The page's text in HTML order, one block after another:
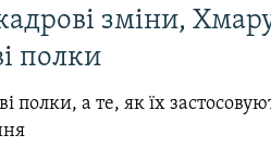
зміни,
полки
а те, як їх